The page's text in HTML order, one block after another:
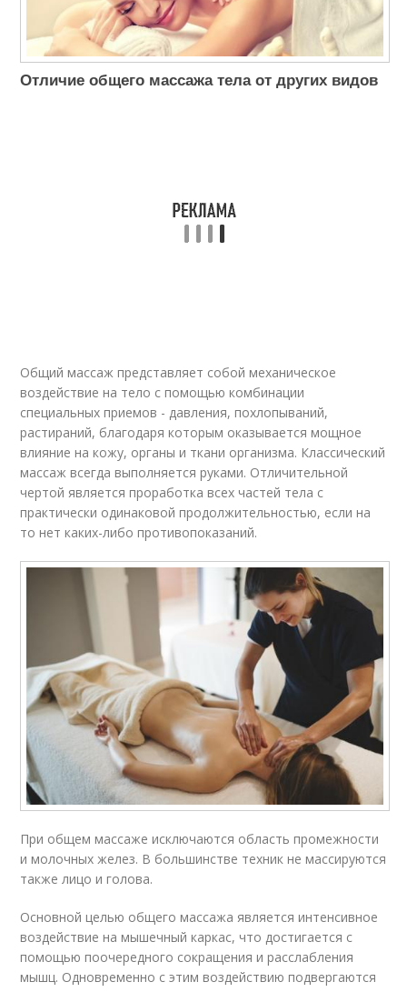
Отличие общего массажа тела от других видов
Общий массаж представляет собой механическое
воздействие на тело с помощью комбинации
специальных приемов - давления, похлопываний,
растираний, благодаря которым оказывается мощное
влияние на кожу, органы и ткани организма. Классический
массаж всегда выполняется руками. Отличительной
чертой является проработка всех частей тела с
практически одинаковой продолжительностью, если на
то нет каких-либо противопоказаний.
При общем массаже исключаются область промежности
и молочных желез. В большинстве техник не массируются
также лицо и голова.
Основной целью общего массажа является интенсивное
воздействие на мышечный каркас, что достигается с
помощью поочередного сокращения и расслабления
мышц. Одновременно с этим воздействию подвергаются